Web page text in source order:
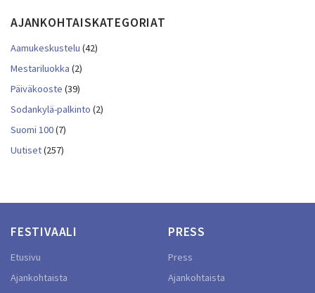
AJANKOHTAISKATEGORIAT
Aamukeskustelu (42)
Mestariluokka (2)
Päiväkooste (39)
Sodankylä-palkinto (2)
Suomi 100(7)
Uutiset(257)
FESTIVAALI
Etusivu
Ajankohtaista
PRESS
Press
Ajankohtaista